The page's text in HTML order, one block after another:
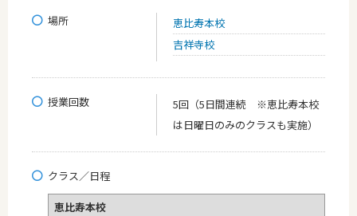
場所
恵比寿本校
吉祥寺校
授業回数
5回（5日間連続 ※恵比寿本校
は日曜日のみのクラスも実施）
クラス／日程
恵比寿本校